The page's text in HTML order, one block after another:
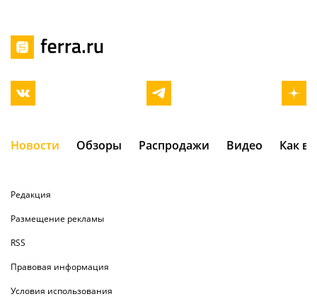
Новости Обзоры Распродажи Видео Как
Редакция
Размещение рекламы
RSS
Правовая информация
Условия использования